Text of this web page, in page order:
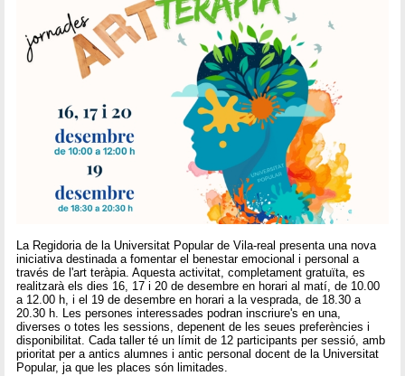
La Regidoria de la Universitat Popular de Vila-real presenta una nova
iniciativa destinada a fomentar el benestar emocional i personal a
través de l'art teràpia. Aquesta activitat, completament gratuïta, es
realitzarà els dies 16, 17 i 20 de desembre en horari al matí, de 10.00
a 12.00 h, i el 19 de desembre en horari a la vesprada, de 18.30 a
20.30 h. Les persones interessades podran inscriure's en una,
diverses o totes les sessions, depenent de les seues preferències i
disponibilitat. Cada taller té un límit de 12 participants per sessió, amb
prioritat per a antics alumnes i antic personal docent de la Universitat
Popular, ja que les places són limitades.